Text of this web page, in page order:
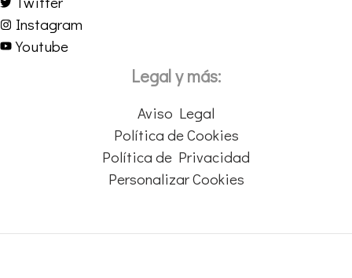
Instagram
Youtube
Legal y más:
Aviso Legal
Política de Cookies
Política de Privacidad
Personalizar Cookies